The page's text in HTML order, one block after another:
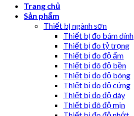
Trang chủ
Sản phẩm
Thiết bị ngành sơn
Thiết bị đo bám dính
Thiết bị đo tỷ trọng
Thiết bị đo độ ẩm
Thiết bị đô độ bền
Thiết bị đo độ bóng
Thiết bị đo độ cứng
Thiết bị đo độ dày
Thiết bị đô độ mịn